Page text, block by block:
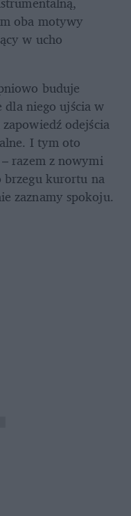
oba motywy
w ucho
buduje
niego ujścia w
odejścia
I tym oto
razem z nowymi
brzegu kurortu na
zaznamy spokoju.